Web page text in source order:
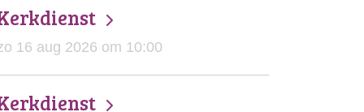
16 aug 2026 om 10:00